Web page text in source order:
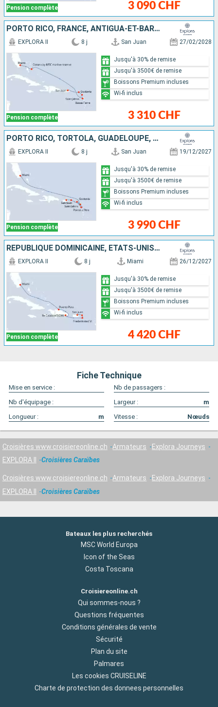
Pension complète 3 090 CHF
PORTO RICO, FRANCE, ANTIGUA-ET-BARBUDA, GUADELOUPE, BAHAMAS, ÉTATS-UNIS
Pension complète
EXPLORA II 8 j San Juan 27/02/2028
3 310 CHF
Jusqu'à 30% de remise
Jusqu'à 3500€ de remise
Boissons Premium incluses
Wi-fi inclus
PORTO RICO, TORTOLA, GUADELOUPE, FRANCE, ANTIGUA-ET-BARBUDA, ÉTATS-UNIS
Pension complète
EXPLORA II 8 j San Juan 19/12/2027
3 990 CHF
Jusqu'à 30% de remise
Jusqu'à 3500€ de remise
Boissons Premium incluses
Wi-fi inclus
RÉPUBLIQUE DOMINICAINE, ÉTATS-UNIS, PORTO RICO
Pension complète
EXPLORA II 8 j Miami 26/12/2027
4 420 CHF
Jusqu'à 30% de remise
Jusqu'à 3500€ de remise
Boissons Premium incluses
Wi-fi inclus
Fiche Technique
Mise en service :
Nb de passagers :
Nb d'équipage :
Largeur :
m
Longueur :
m Vitesse : Nœuds
Croisières www.croisiereonline.ch Armateurs
Explora Journeys
EXPLORA II
Croisières Caraïbes
Croisières www.croisiereonline.ch Armateurs
Explora Journeys
EXPLORA II
Croisières Caraïbes
Bateaux les plus recherchés
MSC World Europa
Icon of the Seas
Costa Toscana
Croisiereonline.ch
Qui sommes-nous ?
Questions fréquentes
Conditions générales de vente
Sécurité
Plan du site
Palmares
Les cookies CRUISELINE
Charte de protection des donnees personnelles